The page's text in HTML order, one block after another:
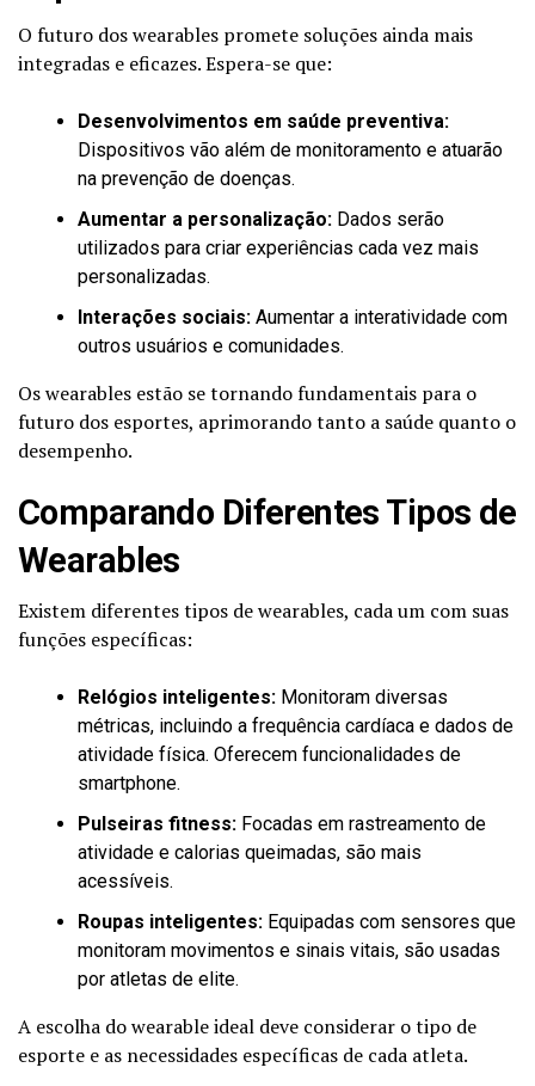
O futuro dos wearables promete soluções ainda mais
integradas e eficazes. Espera-se que:
Desenvolvimentos em saúde preventiva:
Dispositivos vão além de monitoramento e atuarão
na prevenção de doenças.
Aumentar a personalização: Dados serão
utilizados para criar experiências cada vez mais
personalizadas.
Interações sociais: Aumentar a interatividade com
outros usuários e comunidades.
Os wearables estão se tornando fundamentais para o
futuro dos esportes, aprimorando tanto a saúde quanto o
desempenho.
Comparando Diferentes Tipos de
Wearables
Existem diferentes tipos de wearables, cada um com suas
funções específicas:
Relógios inteligentes: Monitoram diversas
métricas, incluindo a frequência cardíaca e dados de
atividade física. Oferecem funcionalidades de
smartphone.
Pulseiras fitness: Focadas em rastreamento de
atividade e calorias queimadas, são mais
acessíveis.
Roupas inteligentes: Equipadas com sensores que
monitoram movimentos e sinais vitais, são usadas
por atletas de elite.
A escolha do wearable ideal deve considerar o tipo de
esporte e as necessidades específicas de cada atleta.